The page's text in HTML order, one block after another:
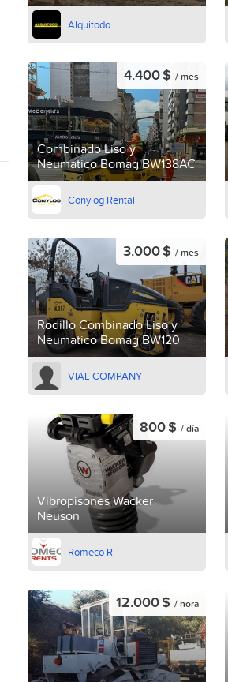
Alquitodo
Combinado Liso y
Neumatico Bomag BW138AC
4.400 $ / mes
Conylog Rental
Rodillo Combinado Liso y
Neumatico Bomag BW120
3.000 $ / mes
VIAL COMPANY
Vibropisones Wacker
Neuson
800 $ / día
Romeco R
12.000 $ / hora